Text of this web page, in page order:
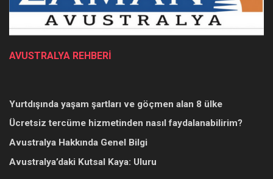
AVUSTRALYA REHBERİ
Yurtdışında yaşam şartları ve göçmen alan 8 ülke
Ücretsiz tercüme hizmetinden nasıl faydalanabilirim?
Avustralya Hakkında Genel Bilgi
Avustralya’daki Kutsal Kaya: Uluru